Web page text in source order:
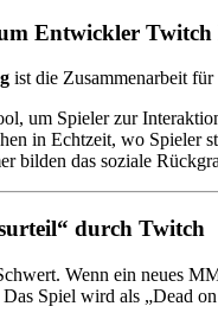
Entwickler Twitch
ist die Zusammenarbeit
um Spieler zur
in Echtzeit, wo Spieler
bilden das soziale
durch Twitch
Wenn ein neues
Spiel wird als „Dead